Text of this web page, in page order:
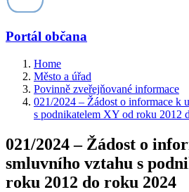
Portál občana
Home
Město a úřad
Povinně zveřejňované informace
021/2024 – Žádost o informace k
s podnikatelem XY od roku 2012
021/2024 – Žádost o
smluvního vztahu s
roku 2012 do roku 2024